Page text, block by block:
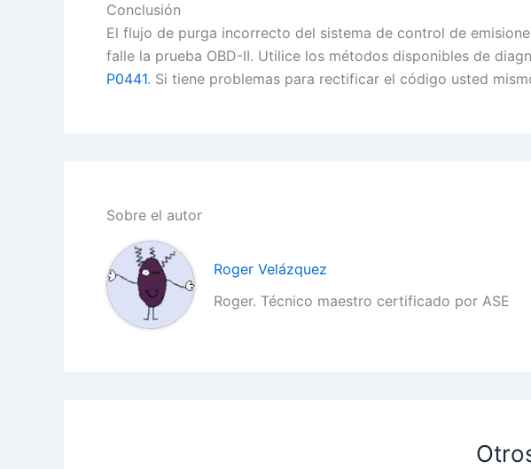
Conclusión
El flujo de purga incorrecto del sistema de control de
falle la prueba OBD-II. Utilice los métodos disponibles de
P0441. Si tiene problemas para rectificar el código usted
Sobre el autor
Roger Velázquez
Roger. Técnico maestro certificado por ASE